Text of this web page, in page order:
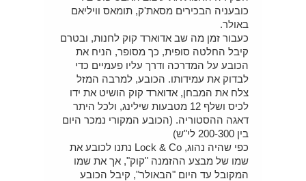
כובעניה הבכירים מסאת'ק, תומאס וויליאם
באולר.
כעבור זמן מה שב אדוארד קוק לחנות, ובטרם
קיבל החלטה סופית, כך מסופר, הניח את
הכובע על המדרכה ודרך עליו פעמיים כדי
לבדוק את עמידותו. הכובע, למרבה המזל
צלח את המבחן, אדוארד קוק הושיט את ידו
לכיס ושלף 12 מטבעות שילינג, ולכל היתר
דאגה ההסטוריה. (הכובע המקורי נמכר היום
בין 200-300 לי"ש)
כפי שהיה נהוג, Lock & Co נתנו לכובע את
שמו של מבצע ההזמנה "קוק", אך את שמו
המקובל עד היום "הבאולר", קיבל הכובע